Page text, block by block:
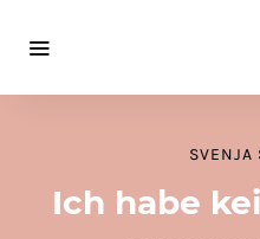
SVENJA
Ich habe